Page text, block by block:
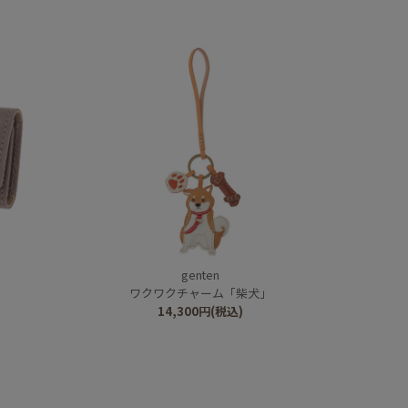
genten
ワクワクチャーム「柴犬」
14,300円(税込)